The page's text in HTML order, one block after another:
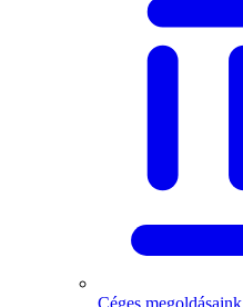
Céges megoldásaink